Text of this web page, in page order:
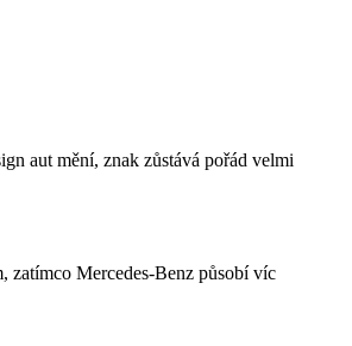
aut mění, znak zůstává pořád velmi
zatímco Mercedes-Benz působí víc